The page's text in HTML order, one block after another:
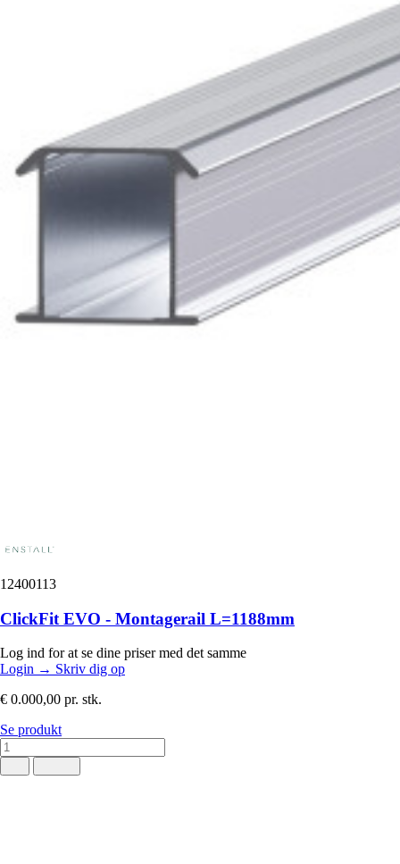
12400113
ClickFit EVO - Montagerail L=1188mm
Log ind for at se dine priser med det samme
Login → Skriv dig op
€ 0.000,00 pr. stk.
Se produkt